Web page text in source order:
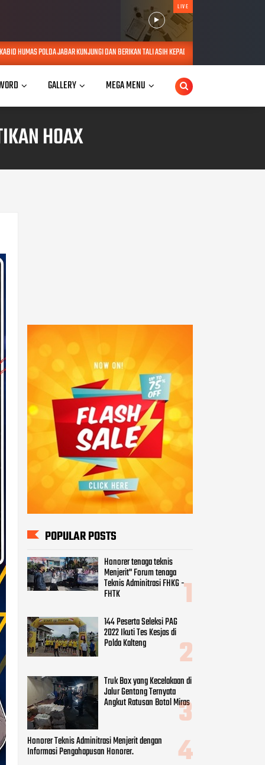
LIVE
DAN BERIKAN TALI ASIH KEPADA LANSIA SEBATANG KARA DI JATINANGOR
GALLERY MEGA MENU
HOAX
POPULAR POSTS
Honorer tenaga teknis
Menjerit" Forum tenaga
Teknis Adminitrasi FHKG -
FHTK
144 Peserta Seleksi PAG
2022 Ikuti Tes Kesjas di
Polda Kalteng
Truk Box yang Kecelakaan di
Jalur Gentong Ternyata
Angkut Ratusan Botol Miras
Honorer Teknis Adminitrasi Menjerit dengan
Informasi Pengahapusan Honorer.